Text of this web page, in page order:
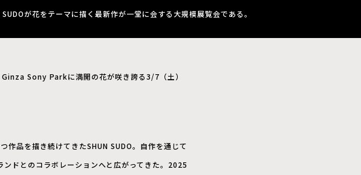
が花をテーマに描く最新作が一堂に会する大規模展覧会である。
Sony Parkに満開の花が咲き誇る3/7（土）
作品を描き続けてきたSHUN SUDO。自作を通じて
ドとのコラボレーションへと広がってきた。2025